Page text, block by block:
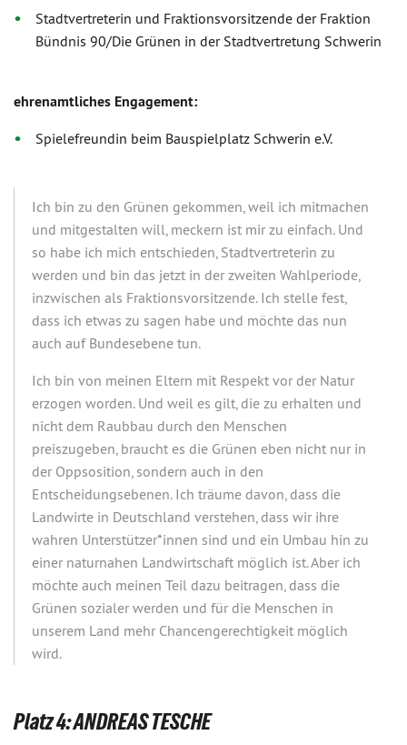
Stadtvertreterin und Fraktionsvorsitzende der Fraktion
Bündnis 90/Die Grünen in der Stadtvertretung Schwerin
ehrenamtliches Engagement:
Spielefreundin beim Bauspielplatz Schwerin e.V.
Ich bin zu den Grünen gekommen, weil ich mitmachen
und mitgestalten will, meckern ist mir zu einfach. Und
so habe ich mich entschieden, Stadtvertreterin zu
werden und bin das jetzt in der zweiten Wahlperiode,
inzwischen als Fraktionsvorsitzende. Ich stelle fest,
dass ich etwas zu sagen habe und möchte das nun
auch auf Bundesebene tun.
Ich bin von meinen Eltern mit Respekt vor der Natur
erzogen worden. Und weil es gilt, die zu erhalten und
nicht dem Raubbau durch den Menschen
preiszugeben, braucht es die Grünen eben nicht nur in
der Oppsosition, sondern auch in den
Entscheidungsebenen. Ich träume davon, dass die
Landwirte in Deutschland verstehen, dass wir ihre
wahren Unterstützer*innen sind und ein Umbau hin zu
einer naturnahen Landwirtschaft möglich ist. Aber ich
möchte auch meinen Teil dazu beitragen, dass die
Grünen sozialer werden und für die Menschen in
unserem Land mehr Chancengerechtigkeit möglich
wird.
Platz 4: ANDREAS TESCHE